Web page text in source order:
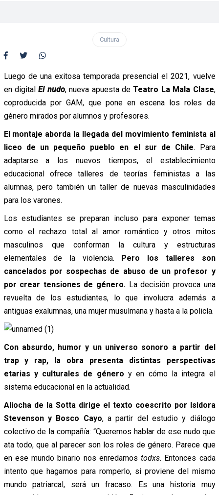
Cultura
Luego de una exitosa temporada presencial el 2021, vuelve
en digitalEl nudo, nueva apuesta deTeatro La Mala Clase,
coproducida por GAM, que pone en escena los roles de
género mirados por alumnos y profesores.
El montaje aborda la llegada del movimiento feminista al
liceo de un pequeño pueblo en el sur de Chile. Para
adaptarse a los nuevos tiempos, el establecimiento
educacional ofrece talleres de teorías feministas a las
alumnas, pero también un taller de nuevas masculinidades
para los varones.
Los estudiantes se preparan incluso para exponer temas
como el rechazo total al amor romántico y otros mitos
masculinos que conforman la cultura y estructuras
elementales de la violencia. Pero los talleres son
cancelados por sospechas de abuso de un profesor y
por crear tensiones de género. La decisión provoca una
revuelta de los estudiantes, lo que involucra además a
antiguas exalumnas, una mujer musulmana y hasta a la policía.
Con absurdo, humor y un universo sonoro a partir del
trap y rap, la obra presenta distintas perspectivas
etarias y culturales de género y en cómo la integra el
sistema educacional en la actualidad.
Aliocha de la Sotta dirige el texto coescrito por Isidora
Stevenson y Bosco Cayo, a partir del estudio y diálogo
colectivo de la compañía: “Queremos hablar de ese nudo que
ata todo, que al parecer son los roles de género. Parece que
en ese mundo binario nos enredamos todxs. Entonces cada
intento que hagamos para romperlo, si proviene del mismo
mundo patriarcal, será un fracaso. Es una historia muy